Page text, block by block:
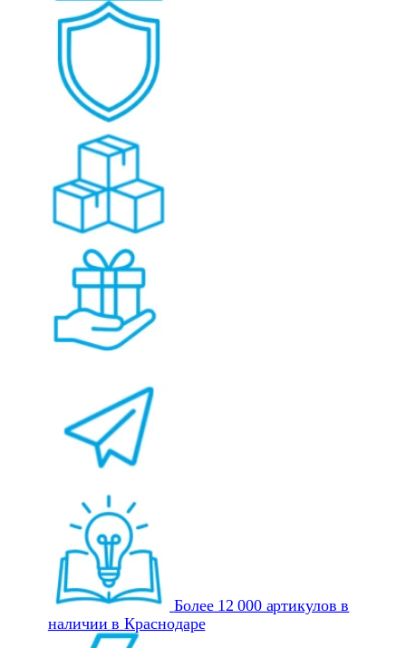
Более 12 000 артикулов в
наличии в Краснодаре